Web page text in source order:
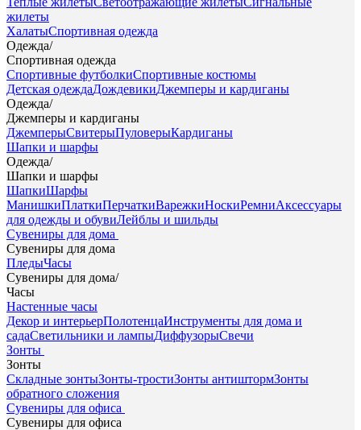
жилеты
ХалатыСпортивная одежда
Одежда/
Спортивная одежда
Спортивные футболкиСпортивные костюмы
Детская одеждаДождевикиДжемперы и кардиганы
Одежда/
Джемперы и кардиганы
ДжемперыСвитерыПуловерыКардиганы
Шапки и шарфы
Одежда/
Шапки и шарфы
ШапкиШарфы
МанишкиПлаткиПерчаткиВарежкиНоскиРемниАксессуары
для одежды и обувиЛейблы и шильды
Сувениры для дома
Сувениры для дома
ПледыЧасы
Сувениры для дома/
Часы
Настенные часы
Декор и интерьерПолотенцаИнструменты для дома и
садаСветильники и лампыДиффузорыСвечи
Зонты
Зонты
Складные зонтыЗонты-тростиЗонты антиштормЗонты
обратного сложения
Сувениры для офиса
Сувениры для офиса